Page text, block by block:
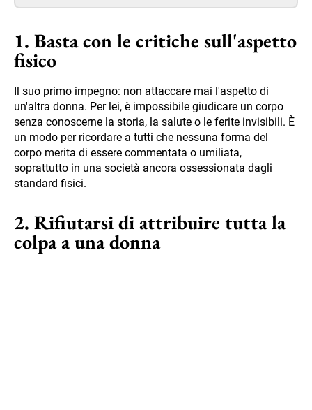
1. Basta con le critiche sull'aspetto
fisico
Il suo primo impegno: non attaccare mai l'aspetto di
un'altra donna. Per lei, è impossibile giudicare un corpo
senza conoscerne la storia, la salute o le ferite invisibili. È
un modo per ricordare a tutti che nessuna forma del
corpo merita di essere commentata o umiliata,
soprattutto in una società ancora ossessionata dagli
standard fisici.
2. Rifiutarsi di attribuire tutta la
colpa a una donna